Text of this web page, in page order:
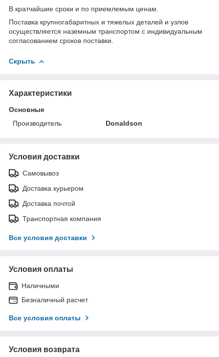
В кратчайшие сроки и по приемлемым ценам.
Поставка крупногабаритных и тяжелых деталей и узлов
осуществляется наземным транспортом с индивидуальным
согласованием сроков поставки.
Скрыть
Характеристики
Основные
Производитель
Donaldson
Условия доставки
Самовывоз
Доставка курьером
Доставка почтой
Транспортная компания
Все условия доставки
Условия оплаты
Наличными
Безналичный расчет
Все условия оплаты
Условия возврата